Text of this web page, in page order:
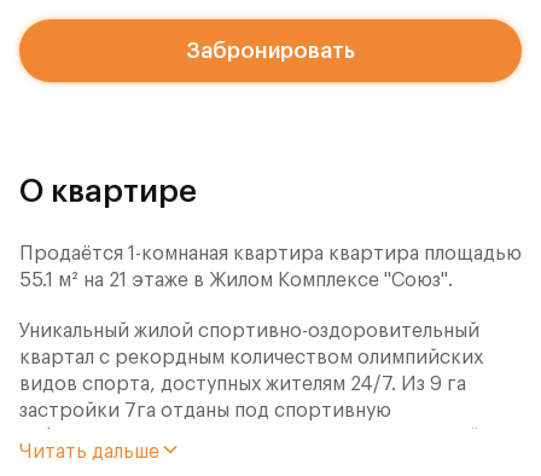
Забронировать
О квартире
Продаётся 1-комнаная квартира квартира площадью
55.1 м² на 21 этаже в Жилом Комплексе "Союз".
Уникальный жилой спортивно-оздоровительный
квартал с рекордным количеством олимпийских
видов спорта, доступных жителям 24/7. Из 9 га
застройки 7га отданы под спортивную
спортивно-оздоровительного кластера юности и
Читать дальше